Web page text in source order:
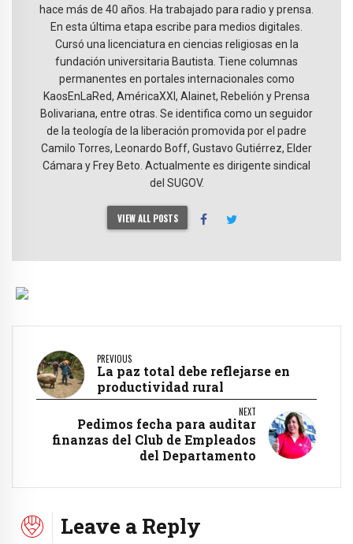
hace más de 40 años. Ha trabajado para radio y prensa.
En esta última etapa escribe para medios digitales.
Cursó una licenciatura en ciencias religiosas en la
fundación universitaria Bautista. Tiene columnas
permanentes en portales internacionales como
KaosEnLaRed, AméricaXXI, Alainet, Rebelión y Prensa
Bolivariana, entre otras. Se identifica como un seguidor
de la teología de la liberación promovida por el padre
Camilo Torres, Leonardo Boff, Gustavo Gutiérrez, Elder
Cámara y Frey Beto. Actualmente es dirigente sindical
del SUGOV.
VIEW ALL POSTS
PREVIOUS
La paz total debe reflejarse en
productividad rural
NEXT
Pedimos fecha para auditar
finanzas del Club de Empleados
del Departamento
Leave a Reply